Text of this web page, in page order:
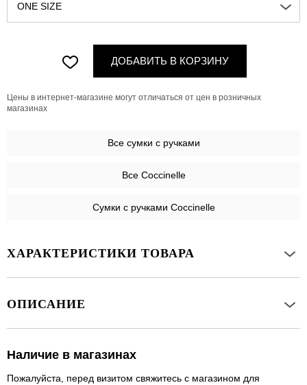
ONE SIZE
ДОБАВИТЬ В КОРЗИНУ
Цены в интернет-магазине могут отличаться от цен в розничных
магазинах
Все сумки с ручками
Все Coccinelle
Сумки с ручками Coccinelle
ХАРАКТЕРИСТИКИ ТОВАРА
ОПИСАНИЕ
Наличие в магазинах
Пожалуйста, перед визитом свяжитесь с магазином для